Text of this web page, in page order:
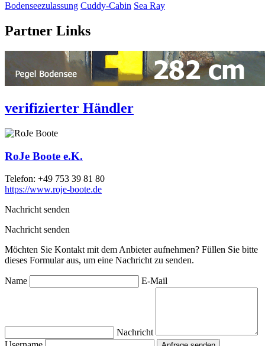
Bodenseezulassung Cuddy-Cabin Sea Ray
Partner Links
verifizierter Händler
RoJe Boote e.K.
Telefon: +49 753 39 81 80
https://www.roje-boote.de
Nachricht senden
Nachricht senden
Möchten Sie Kontakt mit dem Anbieter aufnehmen? Füllen Sie bitte
dieses Formular aus, um eine Nachricht zu senden.
Name E-Mail
Nachricht